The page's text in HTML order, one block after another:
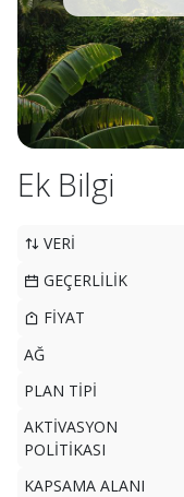
Ek Bilgi
VERİ
GEÇERLİLİK
FİYAT
AĞ
PLAN TİPİ
AKTİVASYON
POLİTİKASI
KAPSAMA ALANI